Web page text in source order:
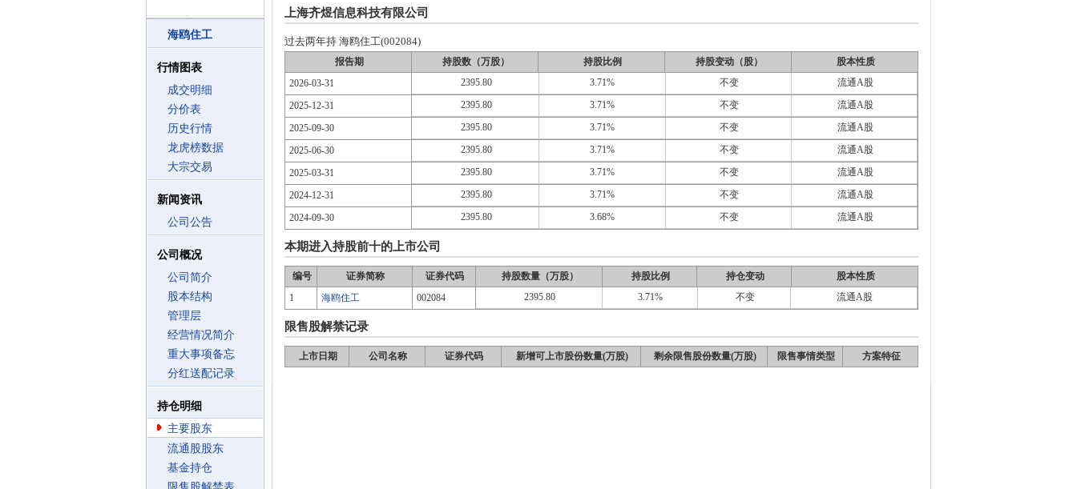
海鸥住工
行情图表
成交明细
分价表
历史行情
龙虎榜数据
大宗交易
新闻资讯
公司公告
公司概况
公司简介
股本结构
管理层
经营情况简介
重大事项备忘
分红送配记录
持仓明细
主要股东
流通股股东
基金持仓
上海齐煜信息科技有限公司
过去两年持 海鸥住工(002084)
报告期 持股数（万股） 持股比例 持股变动（股）
股本性质
2026-03-31
2395.80 3.71% 不变 流通A股
2025-12-31 2395.80 3.71% 不变 流通A股
2025-09-30 2395.80 3.71% 不变 流通A股
2025-06-30 2395.80 3.71% 不变 流通A股
2025-03-31 2395.80 3.71% 不变 流通A股
2024-12-31 2395.80 3.71% 不变 流通A股
2024-09-30 2395.80 3.68% 不变 流通A股
本期进入持股前十的上市公司
编号 证券简称 证券代码 持股数量（万股） 持股比例 持仓变动
股本性质
1
海鸥住工 002084 2395.80 3.71% 不变 流通A股
限售股解禁记录
上市日期 公司名称 证券代码 新增可上市股份数量(万股) 剩余限售股份数量(万股) 限售事情类型 方案特征